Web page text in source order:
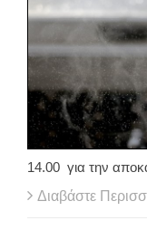
14.00 για την
Διαβάστε